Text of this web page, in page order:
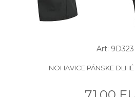
Art: 9D323
NOHAVICE PÁNSKE DLHÉ